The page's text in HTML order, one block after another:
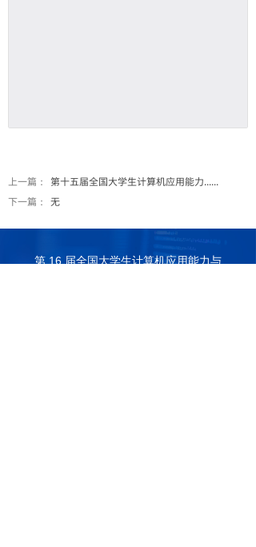
上一篇：
第十五届全国大学生计算机应用能力......
下一篇： 无
第 16 届全国大学生计算机应用能力与